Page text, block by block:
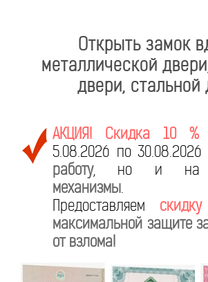
Открыть замок
металлической
двери, стальной
АКЦИЯ! Скидка 10 %
5.08.2026 по 30.08.2026
работу, но и
механизмы.
Предоставляем
максимальной защите
от взлома!